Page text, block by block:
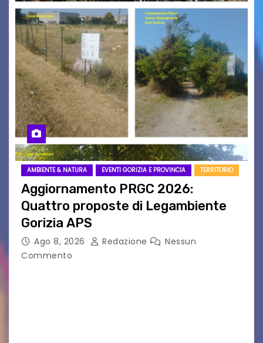
AMBIENTE & NATURA EVENTI GORIZIA E PROVINCIA TERRITORIO
Aggiornamento PRGC 2026:
Quattro proposte di Legambiente
Gorizia APS
Ago 8, 2026 Redazione
Nessun
Commento